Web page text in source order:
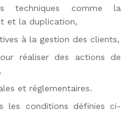
techniques comme la
et la duplication,
à la gestion des clients,
réaliser des actions de
et réglementaires.
les conditions définies ci-